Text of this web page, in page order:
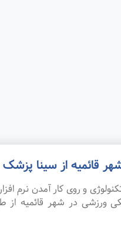
قائمیه از سینا پزشک
و روی کار آمدن نرم
ورزشی در شهر قائمیه